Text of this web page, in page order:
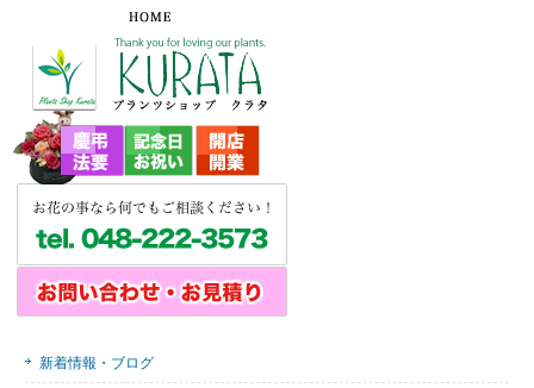
新着情報・ブログ